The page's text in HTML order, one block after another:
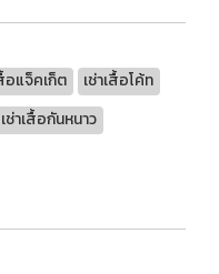
อแจ็คเก็ต
เช่าเสื้อโค้ท
เช่าเสื้อกันหนาว